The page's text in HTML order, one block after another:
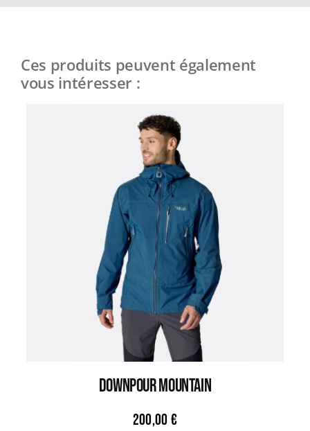
Ces produits peuvent également
vous intéresser :
DOWNPOUR MOUNTAIN
200,00 €